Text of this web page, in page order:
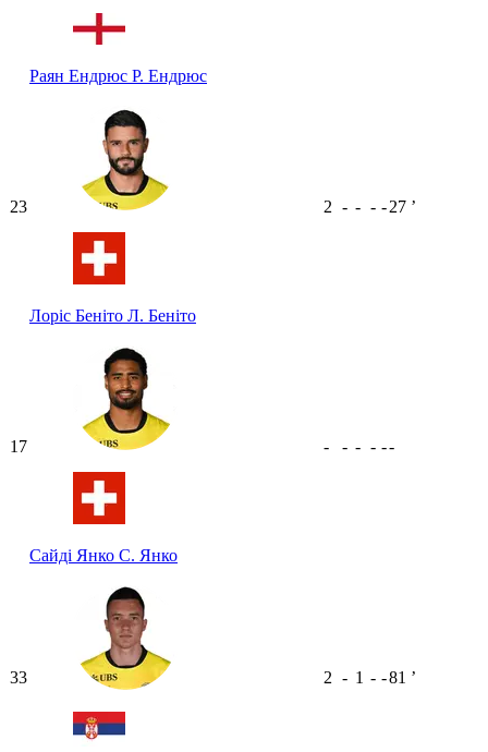
Раян Ендрюс Р. Ендрюс
23
Лоріс Беніто Л. Беніто
2 - - - -27 ʼ
17
Сайді Янко С. Янко
- - - - --
33 2 - 1 - -81 ʼ